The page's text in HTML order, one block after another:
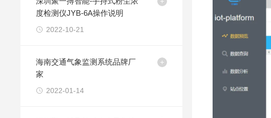
度检测仪JYB-6A操作说明
2022-10-21
海南交通气象监测系统品牌厂
家
2022-01-14